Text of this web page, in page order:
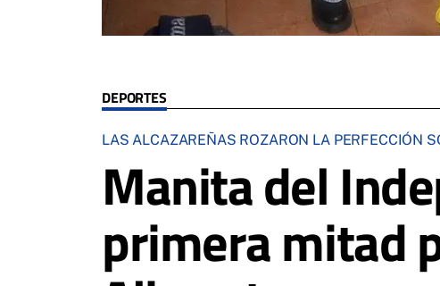
DEPORTES
LAS ALCAZAREÑAS ROZARON LA PERFECCIÓN
Manita del
primera mitad